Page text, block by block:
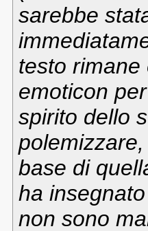
sarebbe
testo
emoticon
spirito dello
base di
ha
non sono